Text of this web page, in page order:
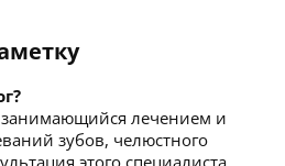
занимающийся лечением и
зубов, челюстного
этого специалиста